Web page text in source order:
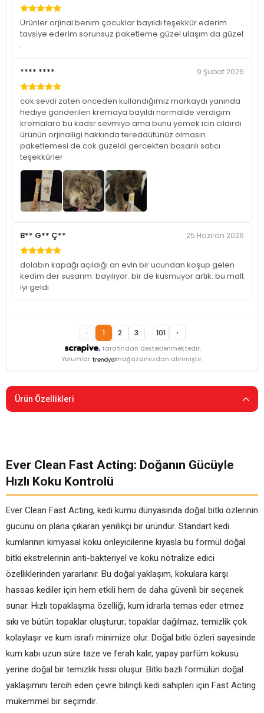
Ürünler orjinal benim çocuklar bayıldı teşekkür ederim
tavsiye ederim sorunsuz paketleme güzel ulaşım da güzel
.
**** **** 9 Şubat 2026
cok sevdi zaten onceden kullandığımız markaydı yanında
hediye gonderilen kremaya bayıldı normalde verdigim
kremalaro bu kadsr sevmiyo ama bunu yemek icin cıldırdı
ürünün orjinalligi hakkında tereddütünüz olmasın
paketlemesi de cok guzeldi gercekten basarılı satıcı
teşekkürler
B** G** Ç** 25 Haziran 2026
dolabın kapağı açıldığı an evin bir ucundan koşup gelen
kedim der susarım. bayılıyor. bir de kusmuyor artık. bu malt
iyi geldi
tarafından desteklenmektedir.
‹ 1 2 3 ... 101 ›
Yorumlar mağazamızdan alınmıştır.
Ürün Özellikleri
Ever Clean Fast Acting: Doğanın Gücüyle
Hızlı Koku Kontrolü
Ever Clean Fast Acting, kedi kumu dünyasında doğal bitki özlerinin
gücünü ön plana çıkaran yenilikçi bir üründür. Standart kedi
kumlarının kimyasal koku önleyicilerine kıyasla bu formül doğal
bitki ekstrelerinin anti-bakteriyel ve koku nötralize edici
özelliklerinden yararlanır. Bu doğal yaklaşım, kokulara karşı
hassas kediler için hem etkili hem de daha güvenli bir seçenek
sunar. Hızlı topaklaşma özelliği, kum idrarla temas eder etmez
sıkı ve bütün topaklar oluşturur; topaklar dağılmaz, temizlik çok
kolaylaşır ve kum israfı minimize olur. Doğal bitki özleri sayesinde
kum kabı uzun süre taze ve ferah kalır, yapay parfüm kokusu
yerine doğal bir temizlik hissi oluşur. Bitki bazlı formülün doğal
yaklaşımını tercih eden çevre bilinçli kedi sahipleri için Fast Acting
mükemmel bir seçimdir.